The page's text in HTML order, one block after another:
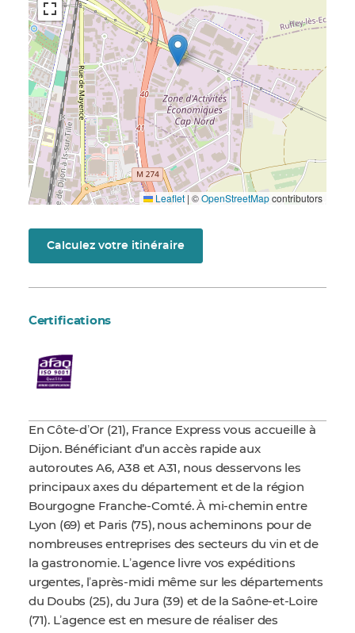
En Côte-dʼOr (21), France Express vous accueille à
Dijon. Bénéficiant d’un accès rapide aux
autoroutes A6, A38 et A31, nous desservons les
principaux axes du département et de la région
Bourgogne Franche-Comté. À mi-chemin entre
Lyon (69) et Paris (75), nous acheminons pour de
nombreuses entreprises des secteurs du vin et de
la gastronomie. Lʼagence livre vos expéditions
urgentes, lʼaprès-midi même sur les départements
du Doubs (25), du Jura (39) et de la Saône-et-Loire
(71). Lʼagence est en mesure de réaliser des
Leaflet | ©OpenStreetMapcontributors
Calculez votre itinéraire
Certifications